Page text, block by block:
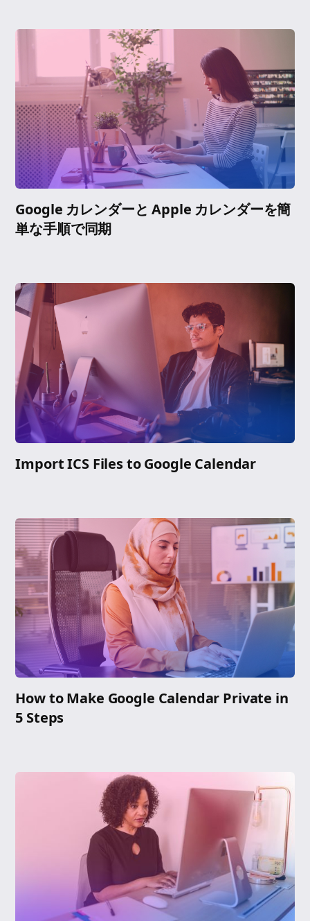
Google カレンダーと Apple カレンダーを簡
単な手順で同期
Import ICS Files to Google Calendar
How to Make Google Calendar Private in
5 Steps